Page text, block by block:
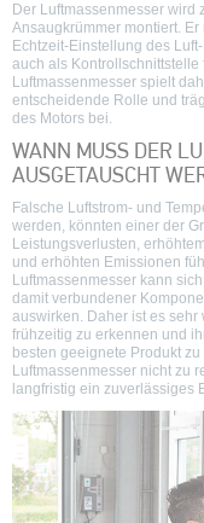
Der Luftmassenmesser wird
Ansaugkrümmer montiert.
Echtzeit-Einstellung des
auch als Kontrollschnittstelle
Luftmassenmesser spielt
entscheidende Rolle und
des Motors bei.
WANN MUSS DER
AUSGETAUSCHT
Falsche Luftstrom- und
werden, könnten einer der
Leistungsverlusten,
und erhöhten Emissionen
Luftmassenmesser kann
damit verbundener
auswirken. Daher ist es
frühzeitig zu erkennen und
besten geeignete Produkt
Luftmassenmesser nicht zu
langfristig ein zuverlässiges